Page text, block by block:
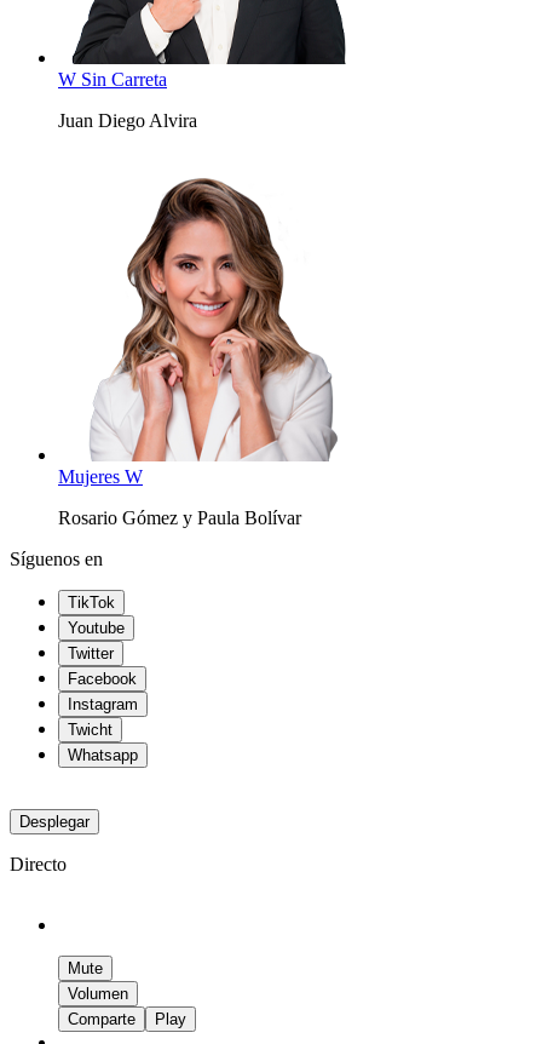
W Sin Carreta
Juan Diego Alvira
Mujeres W
Rosario Gómez y Paula Bolívar
Síguenos en
TikTok
Youtube
Twitter
Facebook
Instagram
Twicht
Whatsapp
Desplegar
Directo
Mute
Volumen
Comparte
Play